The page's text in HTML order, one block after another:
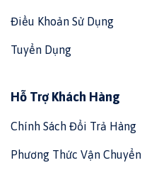
Điều Khoản Sử Dụng
Tuyển Dụng
Hỗ Trợ Khách Hàng
Chính Sách Đổi Trả Hàng
Phương Thức Vận Chuyển